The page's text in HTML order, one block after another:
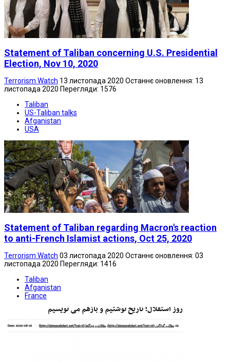
Statement of Taliban concerning U.S. Presidential
Election, Nov 10, 2020
Terrorism Watch 13 листопада 2020 Останнє оновлення: 13
листопада 2020 Перегляди: 1576
Taliban
US-Taliban talks
Afganistan
USA
Statement of Taliban regarding Macron's reaction
to anti-French Islamist actions, Oct 25, 2020
Terrorism Watch 03 листопада 2020 Останнє оновлення: 03
листопада 2020 Перегляди: 1416
Taliban
Afganistan
France